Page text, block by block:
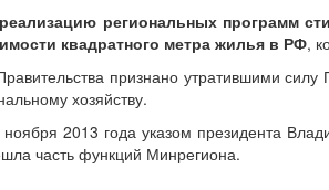
региональных программ
квадратного метра жилья в РФ,
признано утратившими
хозяйству.
2013 года указом президента
часть функций Минрегиона.